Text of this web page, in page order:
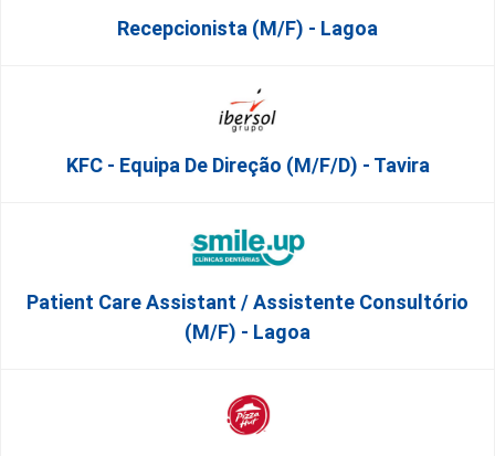
Recepcionista (M/F) - Lagoa
KFC - Equipa De Direção (m/f/d) - Tavira
Patient Care Assistant / Assistente Consultório
(M/F) - Lagoa